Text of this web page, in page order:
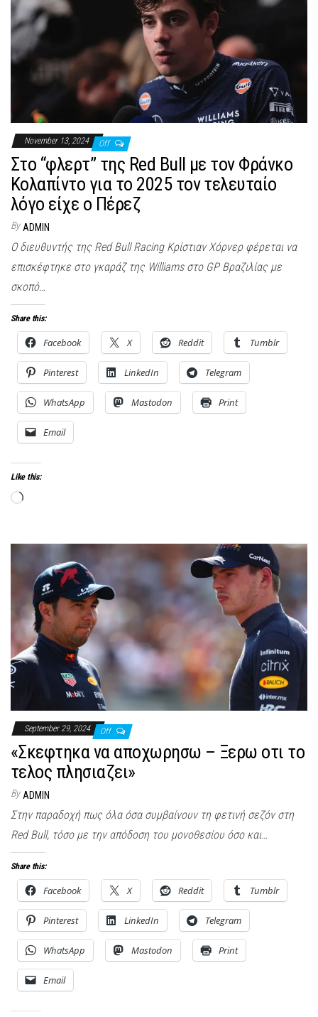
November 13, 2024 Off
Στο “φλερτ” της Red Bull με τον Φράνκο
Κολαπίντο για το 2025 τον τελευταίο
λόγο είχε ο Πέρεζ
By ADMIN
Ο διευθυντής της Red Bull Racing Κρίστιαν Χόρνερ φέρεται να
επισκέφτηκε στο γκαράζ της Williams στο GP Βραζιλίας με
σκοπό…
Share this:
Facebook X Reddit Tumblr
Pinterest LinkedIn Telegram
WhatsApp Mastodon Print
Email
Like this:
Loading…
September 29, 2024 Off
«Σκεφτηκα να αποχωρησω – Ξερω οτι το
τελος πλησιαζει»
By ADMIN
Στην παραδοχή πως όλα όσα συμβαίνουν τη φετινή σεζόν στη
Red Bull, τόσο με την απόδοση του μονοθεσίου όσο και…
Share this:
Facebook X Reddit Tumblr
Pinterest LinkedIn Telegram
WhatsApp Mastodon Print
Email